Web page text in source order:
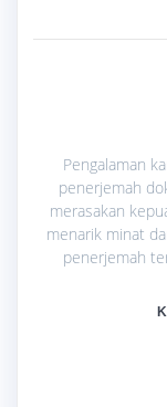
Pengalaman
penerjemah
merasakan
menarik minat
penerjemah